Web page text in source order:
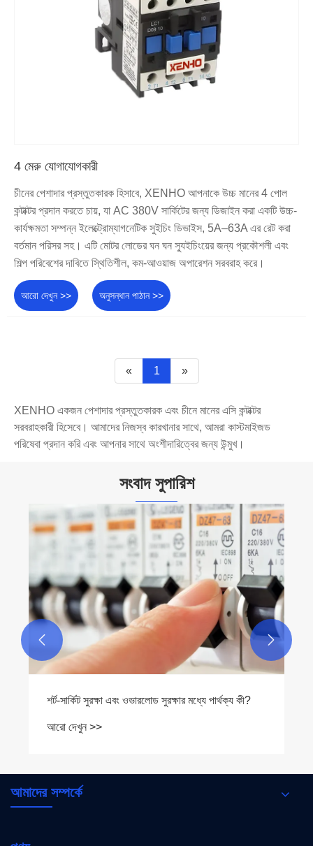
4 মেরু যোগাযোগকারী
চীনের পেশাদার প্রস্তুতকারক হিসাবে, XENHO আপনাকে উচ্চ মানের 4 পোল
কন্টাক্টর প্রদান করতে চায়, যা AC 380V সার্কিটের জন্য ডিজাইন করা একটি উচ্চ-
কার্যক্ষমতা সম্পন্ন ইলেক্ট্রোম্যাগনেটিক সুইচিং ডিভাইস, 5A–63A এর রেট করা
বর্তমান পরিসর সহ। এটি মোটর লোডের ঘন ঘন স্যুইচিংয়ের জন্য প্রকৌশলী এবং
শিল্প পরিবেশের দাবিতে স্থিতিশীল, কম-আওয়াজ অপারেশন সরবরাহ করে।
আরো দেখুন >> অনুসন্ধান পাঠান >>
« 1 »
XENHO একজন পেশাদার প্রস্তুতকারক এবং চীনে মানের এসি কন্টাক্টর
সরবরাহকারী হিসেবে। আমাদের নিজস্ব কারখানার সাথে, আমরা কাস্টমাইজড
পরিষেবা প্রদান করি এবং আপনার সাথে অংশীদারিত্বের জন্য উন্মুখ।
সংবাদ সুপারিশ
শর্ট-সার্কিট সুরক্ষা এবং ওভারলোড সুরক্ষার মধ্যে পার্থক্য কী?
আরো দেখুন >>
 
আমাদের সম্পর্কে